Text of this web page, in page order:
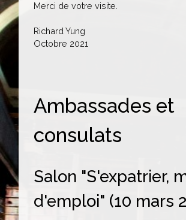
Merci de votre visite.
Richard Yung
Octobre 2021
Ambassades et
consulats
Salon "S'expatrier,
d'emploi" (10 mars